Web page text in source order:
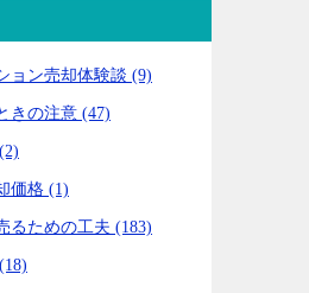
ョン売却体験談 (9)
きの注意 (47)
価格 (1)
るための工夫 (183)